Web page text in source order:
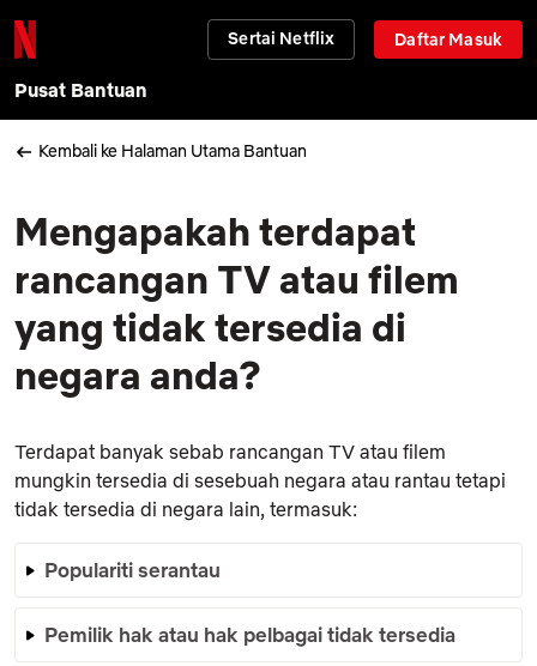
Sertai Netflix Daftar Masuk
Pusat Bantuan
Kembali ke Halaman Utama Bantuan
Mengapakah terdapat
rancangan TV atau filem
yang tidak tersedia di
negara anda?
Terdapat banyak sebab rancangan TV atau filem
mungkin tersedia di sesebuah negara atau rantau tetapi
tidak tersedia di negara lain, termasuk:
Populariti serantau
Pemilik hak atau hak pelbagai tidak tersedia